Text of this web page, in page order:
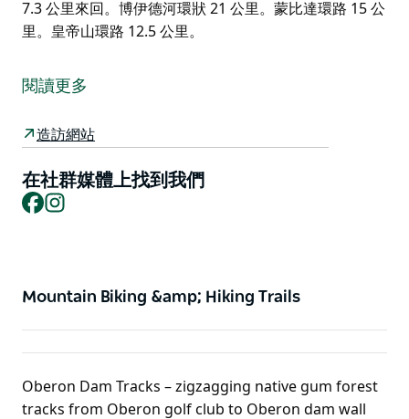
7.3 公里來回。博伊德河環狀 21 公里。蒙比達環路 15 公
里。皇帝山環路 12.5 公里。
度各異的步道和騎馬道。
夫俱樂部到奧伯倫水壩牆的鋸齒狀原生橡膠林步道，其中
有一些具有挑戰性的山丘。有機會在自然棲息地觀賞本土
野生動物
鐵路步道—一條 6 公里長的封閉道路，沿著風景秀麗的
未封閉道路和州立森林步道
卡南格拉博伊德國家公園 – 莫龍瀑布步道 7.3 公里來回。
博伊德河環狀 21 公里。蒙比達環路 15 公里。皇帝山環
路 12.5 公里。
閱讀更多
造訪網站
在社群媒體上找到我們
Facebook
Mountain Biking &amp; Hiking Trails
Oberon Dam Tracks – zigzagging native gum forest
tracks from Oberon golf club to Oberon dam wall